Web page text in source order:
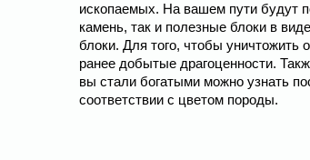
ископаемых. На вашем пути будут
камень, так и полезные блоки в
блоки. Для того, чтобы уничтожить
ранее добытые драгоценности.
вы стали богатыми можно узнать
соответствии с цветом породы.